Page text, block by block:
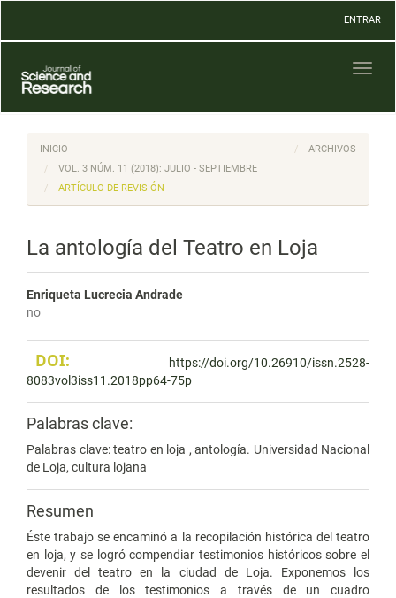
Contenido
Barra
lateral
ENTRAR
INICIO
ARCHIVOS
VOL. 3 NÚM. 11 (2018): JULIO - SEPTIEMBRE
ARTÍCULO DE REVISIÓN
La antología del Teatro en Loja
Enriqueta Lucrecia Andrade
no
DOI:
https://doi.org/10.26910/issn.2528-
8083vol3iss11.2018pp64-75p
Palabras clave:
Palabras clave: teatro en loja , antología. Universidad Nacional
de Loja, cultura lojana
Resumen
Éste trabajo se encaminó a la recopilación histórica del teatro
en loja, y se logró compendiar testimonios históricos sobre el
devenir del teatro en la ciudad de Loja. Exponemos los
resultados de los testimonios a través de un cuadro